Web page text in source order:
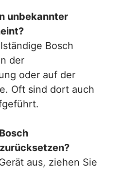
unbekannter
Bosch
der
oder auf der
Oft sind dort auch
aus, ziehen Sie